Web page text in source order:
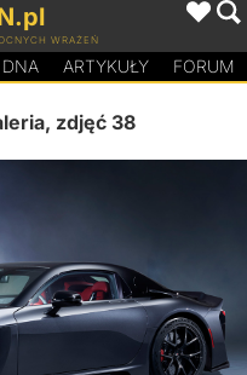
WRAŻEŃ
DNA ARTYKUŁY FORUM
zdjęć 38